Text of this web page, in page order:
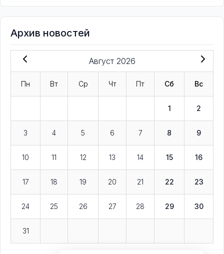
Архив новостей
Август 2026
Пн Вт Ср Чт Пт Сб Вс
1 2
3 4 5 6 7 8 9
10 11 12 13 14 15 16
17 18 19 20 21 22 23
24 25 26 27 28 29 30
31